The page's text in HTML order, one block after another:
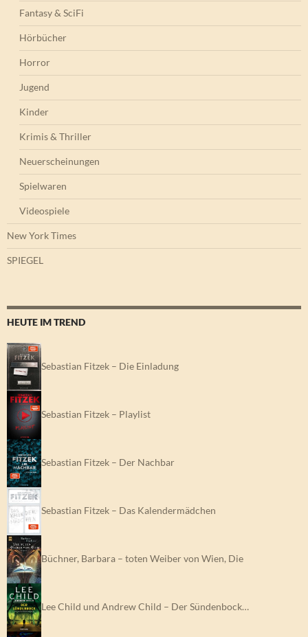
Fantasy & SciFi
Hörbücher
Horror
Jugend
Kinder
Krimis & Thriller
Neuerscheinungen
Spielwaren
Videospiele
New York Times
SPIEGEL
HEUTE IM TREND
Sebastian Fitzek – Die Einladung
Sebastian Fitzek – Playlist
Sebastian Fitzek – Der Nachbar
Sebastian Fitzek – Das Kalendermädchen
Büchner, Barbara – toten Weiber von Wien, Die
Lee Child und Andrew Child – Der Sündenbock…